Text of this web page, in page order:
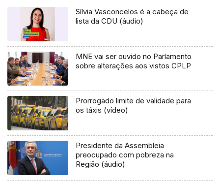
Sílvia Vasconcelos é a cabeça de
lista da CDU (áudio)
MNE vai ser ouvido no Parlamento
sobre alterações aos vistos CPLP
Prorrogado limite de validade para
os táxis (vídeo)
Presidente da Assembleia
preocupado com pobreza na
Região (áudio)